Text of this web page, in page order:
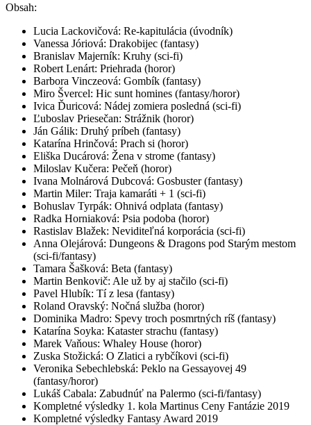
Obsah:
Lucia Lackovičová: Re-kapitulácia (úvodník)
Vanessa Jóriová: Drakobijec (fantasy)
Branislav Majerník: Kruhy (sci-fi)
Robert Lenárt: Priehrada (horor)
Barbora Vinczeová: Gombík (fantasy)
Miro Švercel: Hic sunt homines (fantasy/horor)
Ivica Ďuricová: Nádej zomiera posledná (sci-fi)
Ľuboslav Priesečan: Strážnik (horor)
Ján Gálik: Druhý príbeh (fantasy)
Katarína Hrinčová: Prach si (horor)
Eliška Ducárová: Žena v strome (fantasy)
Miloslav Kučera: Pečeň (horor)
Ivana Molnárová Dubcová: Gosbuster (fantasy)
Martin Miler: Traja kamaráti + 1 (sci-fi)
Bohuslav Tyrpák: Ohnivá odplata (fantasy)
Radka Horniaková: Psia podoba (horor)
Rastislav Blažek: Neviditeľná korporácia (sci-fi)
Anna Olejárová: Dungeons & Dragons pod Starým mestom
(sci-fi/fantasy)
Tamara Šašková: Beta (fantasy)
Martin Benkovič: Ale už by aj stačilo (sci-fi)
Pavel Hlubík: Tí z lesa (fantasy)
Roland Oravský: Nočná služba (horor)
Dominika Madro: Spevy troch posmrtných ríš (fantasy)
Katarína Soyka: Kataster strachu (fantasy)
Marek Vaňous: Whaley House (horor)
Zuska Stožická: O Zlatici a rybčíkovi (sci-fi)
Veronika Sebechlebská: Peklo na Gessayovej 49
(fantasy/horor)
Lukáš Cabala: Zabudnúť na Palermo (sci-fi/fantasy)
Kompletné výsledky 1. kola Martinus Ceny Fantázie 2019
Kompletné výsledky Fantasy Award 2019